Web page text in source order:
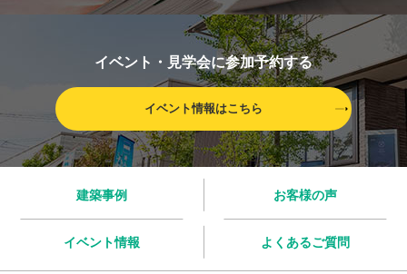
イベント・見学会に参加予約する
イベント情報はこちら
建築事例 お客様の声
イベント情報 よくあるご質問